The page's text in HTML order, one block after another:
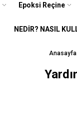
Epoksi Reçine
NEDİR? NASIL
Anasayfa